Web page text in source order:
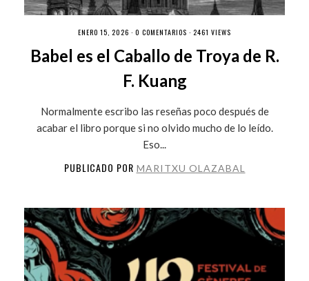
ENERO 15, 2026 · 0 COMENTARIOS · 2461 VIEWS
Babel es el Caballo de Troya de R.
F. Kuang
Normalmente escribo las reseñas poco después de
acabar el libro porque si no olvido mucho de lo leído.
Eso...
PUBLICADO POR MARITXU OLAZABAL